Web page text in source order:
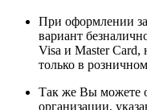
При оформлении
вариант
Visa и Master
только в
Так же Вы можете
организации,